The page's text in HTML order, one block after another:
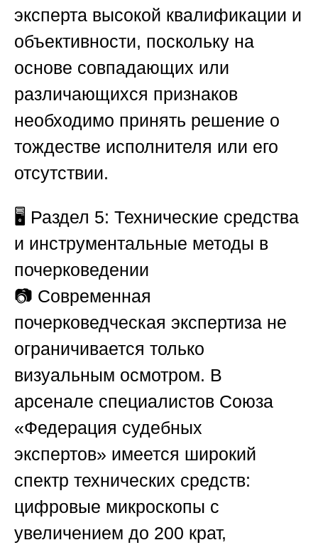
эксперта высокой квалификации и
объективности, поскольку на
основе совпадающих или
различающихся признаков
необходимо принять решение о
тождестве исполнителя или его
отсутствии.
🖥️ Раздел 5: Технические средства
и инструментальные методы в
почерковедении
📷 Современная
почерковедческая экспертиза не
ограничивается только
визуальным осмотром. В
арсенале специалистов Союза
«Федерация судебных
экспертов» имеется широкий
спектр технических средств:
цифровые микроскопы с
увеличением до 200 крат,